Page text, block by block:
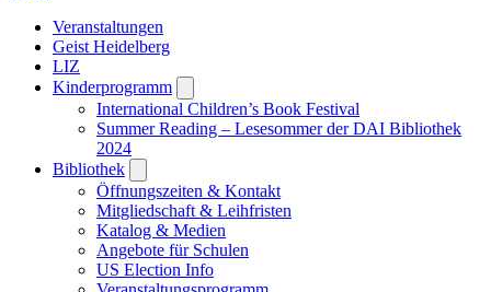
Veranstaltungen
Geist Heidelberg
LIZ
Kinderprogramm
submenu
International Children’s Book Festival
Summer Reading – Lesesommer der DAI Bibliothek
2024
Bibliothek
submenu
Öffnungszeiten & Kontakt
Mitgliedschaft & Leihfristen
Katalog & Medien
Angebote für Schulen
US Election Info